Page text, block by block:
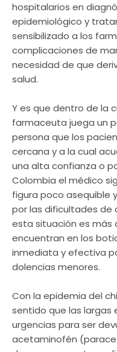
hospitalarios en
epidemiológico y
sensibilizado a los
complicaciones de
necesidad de que
salud.
Y es que dentro de la
farmaceuta juega un
persona que los
cercana y a la cual
una alta confianza o
Colombia el médico
figura poco asequible
por las dificultades de
esta situación es más
encuentran en los
inmediata y efectiva
dolencias menores.
Con la epidemia del
sentido que las largas
urgencias para ser
acetaminofén